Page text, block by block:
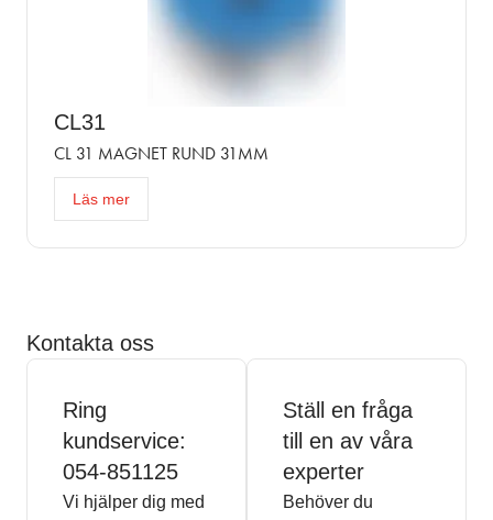
CL31
CL 31 MAGNET RUND 31MM
Läs mer
Kontakta oss
Ring
kundservice:
054-851125
Vi hjälper dig med
Ställ en fråga
till en av våra
experter
Behöver du